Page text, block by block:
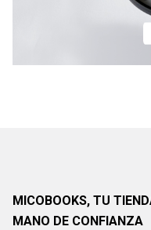
MICOBOOKS, TU
MANO DE CONFIANZA